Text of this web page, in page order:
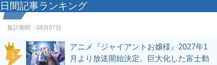
日間記事ランキング
集計期間： 08月07日
1
アニメ『ジャイアントお嬢様』2027年1
月より放送開始決定。巨大化した富士動